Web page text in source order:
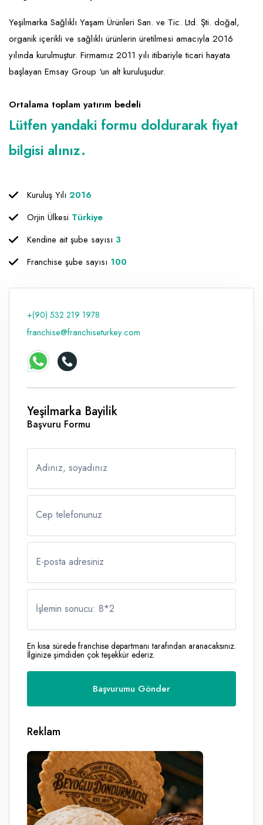
Ev Hizmetleri
Sağlık Güzellik
Turizm - Eğlence
Market FMGC - Katlı Mağaza
Mobilya ve Ev Tekstili
Oyuncak ve Hediyelik
Yapı Malzemesi - Hırdavat
Gayrimenkul
Gıda ve Sarf Malzemeleri
Güvenlik - Temizlik
Hukuk - Marka - Patent ve Tercüme
Isıtma - Soğutma ve Havalandırma
Mali Kayıt ve Denetim
Matbaa - Fotoğraf
Mobilya Dekorasyon
Proje - İnşaat ve Tesisat
Seyahat - Rent A Car
Tabela - Dijital Baskı
Yeşilmarka Sağlıklı Yaşam Ürünleri San. ve Tic. Ltd. Şti. doğal,
organik içerikli ve sağlıklı ürünlerin üretilmesi amacıyla 2016
yılında kurulmuştur. Firmamız 2011 yılı itibariyle ticari hayata
başlayan Emsay Group ‘un alt kuruluşudur.
Ortalama toplam yatırım bedeli
Lütfen yandaki formu doldurarak fiyat
bilgisi alınız.
Kuruluş Yılı 2016
Orjin Ülkesi Türkiye
Kendine ait şube sayısı 3
Franchise şube sayısı 100
+(90) 532 219 1978
franchise@franchiseturkey.com
Yeşilmarka Bayilik
Başvuru Formu
Adınız, soyadınız
Cep telefonunuz
E-posta adresiniz
İşlemin sonucu: 8*2
En kısa sürede franchise departmanı tarafından aranacaksınız.
İlginize şimdiden çok teşekkür ederiz.
Reklam